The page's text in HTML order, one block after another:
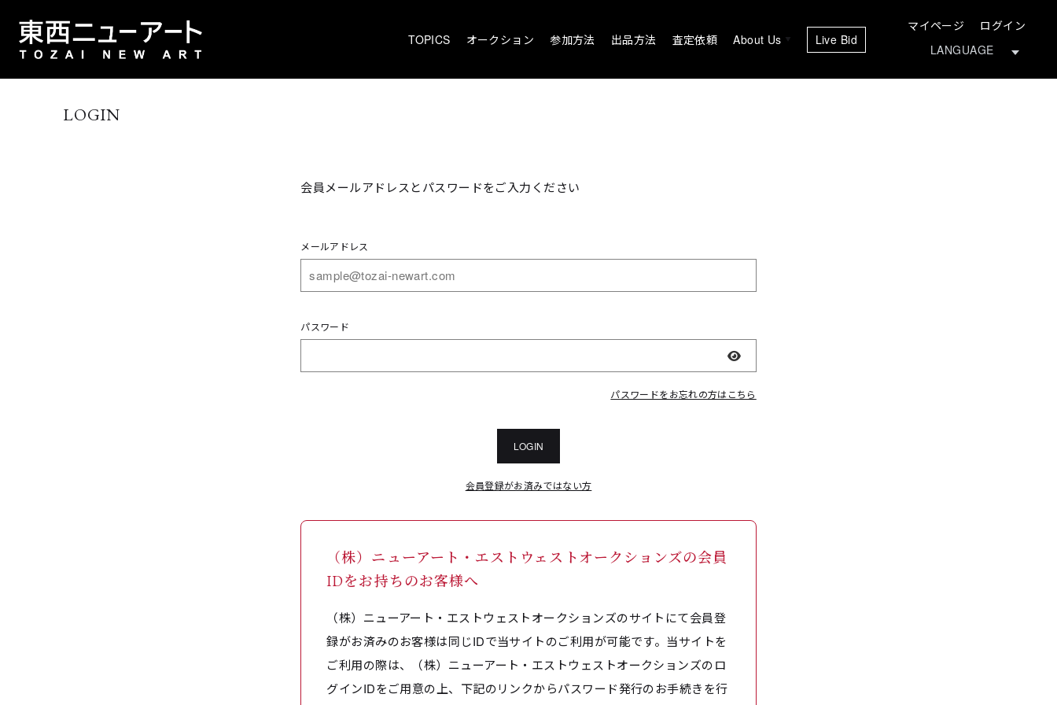
TOPICS オークション 参加方法 出品方法 査定依頼 About Us Live Bid
マイページ ログイン
LOGIN
会員メールアドレスとパスワードをご入力ください
メールアドレス
パスワード
表示
パスワードをお忘れの方はこちら
LOGIN
会員登録がお済みではない方
（株）ニューアート・エストウェストオークションズの会員
IDをお持ちのお客様へ
（株）ニューアート・エストウェストオークションズのサイトにて会員登
録がお済みのお客様は同じIDで当サイトのご利用が可能です。当サイトを
ご利用の際は、（株）ニューアート・エストウェストオークションズのロ
グインIDをご用意の上、下記のリンクからパスワード発行のお手続きを行